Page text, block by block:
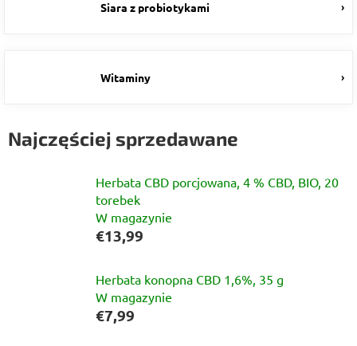
Siara z probiotykami
Witaminy
Najczęściej sprzedawane
Herbata CBD porcjowana, 4 % CBD, BIO, 20
torebek
W magazynie
€13,99
Herbata konopna CBD 1,6%, 35 g
W magazynie
€7,99